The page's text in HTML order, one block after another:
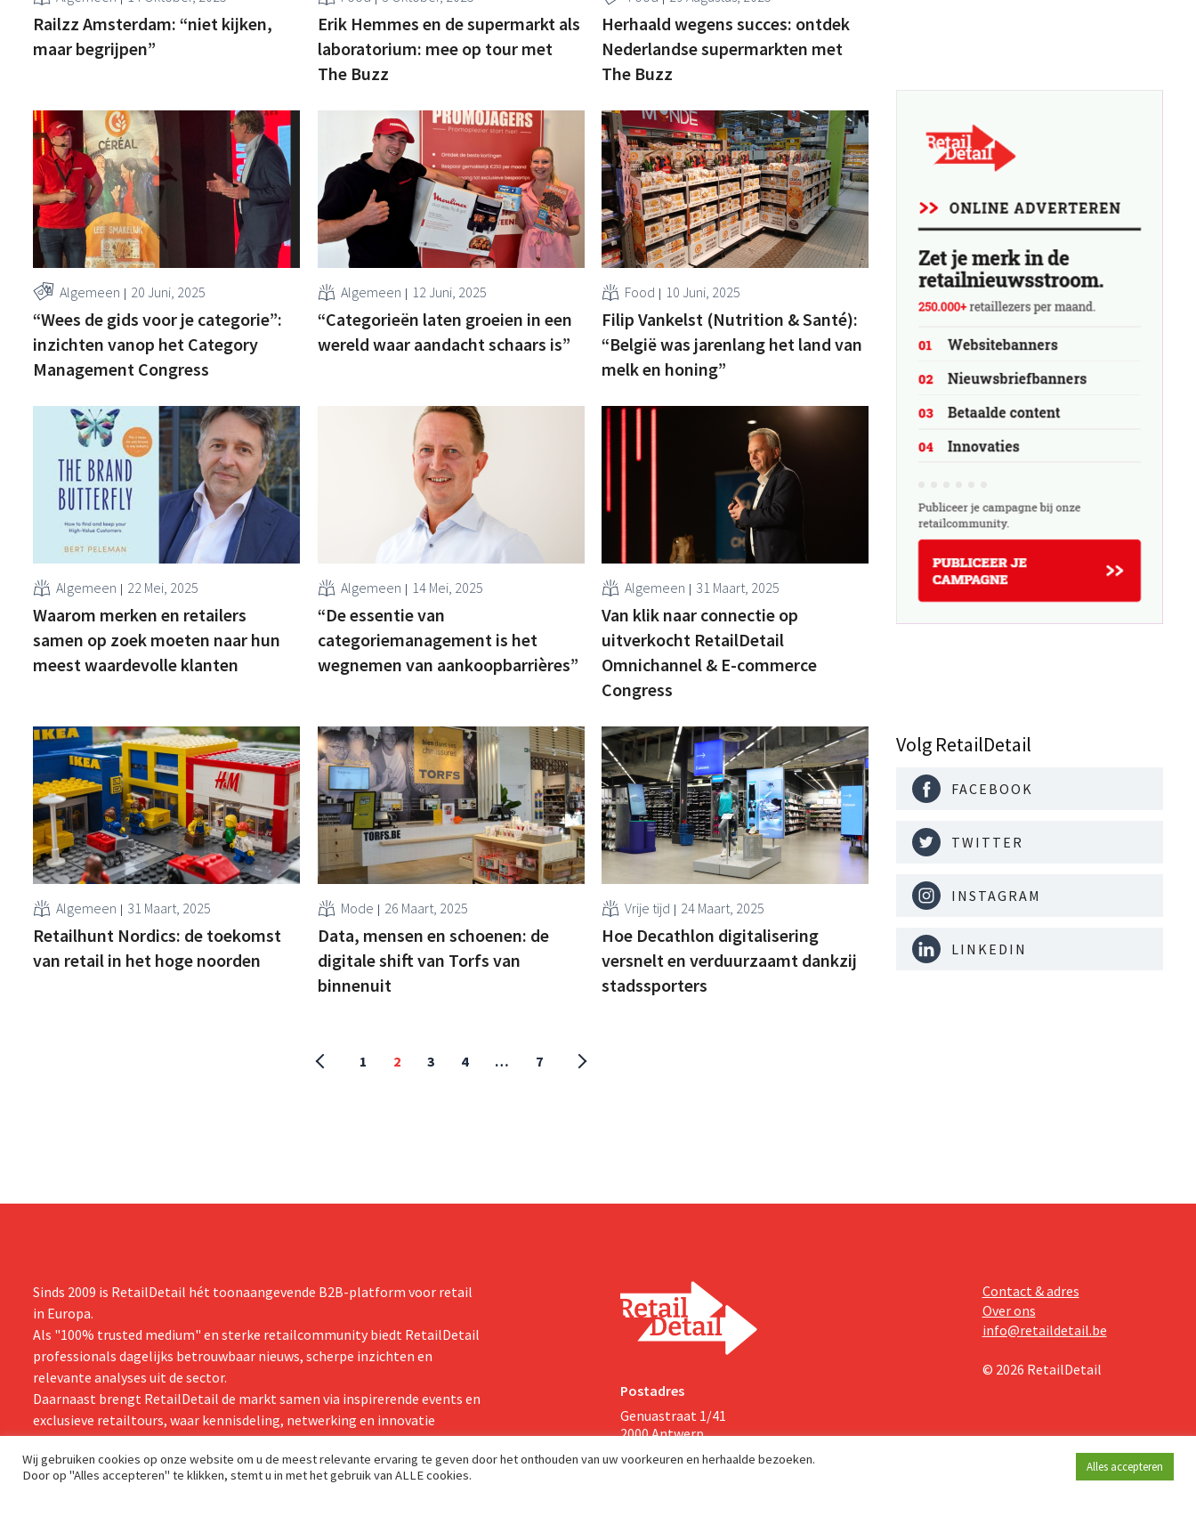
Railzz Amsterdam: “niet kijken,
maar begrijpen”
Erik Hemmes en de supermarkt als
laboratorium: mee op tour met
The Buzz
Herhaald wegens succes: ontdek
Nederlandse supermarkten met
The Buzz
Algemeen 20 Juni, 2025
“Wees de gids voor je categorie”:
inzichten vanop het Category
Management Congress
Algemeen 12 Juni, 2025
“Categorieën laten groeien in een
wereld waar aandacht schaars is”
Food 10 Juni, 2025
Filip Vankelst (Nutrition & Santé):
“België was jarenlang het land van
melk en honing”
Algemeen 22 Mei, 2025
Waarom merken en retailers
samen op zoek moeten naar hun
meest waardevolle klanten
Algemeen 14 Mei, 2025
“De essentie van
categoriemanagement is het
wegnemen van aankoopbarrières”
Algemeen 31 Maart, 2025
Van klik naar connectie op
uitverkocht RetailDetail
Omnichannel & E-commerce
Congress
Algemeen 31 Maart, 2025
Retailhunt Nordics: de toekomst
van retail in het hoge noorden
Mode 26 Maart, 2025
Data, mensen en schoenen: de
digitale shift van Torfs van
binnenuit
Vrije tijd 24 Maart, 2025
Hoe Decathlon digitalisering
versnelt en verduurzaamt dankzij
stadssporters
1 2 3 4 … 7
Volg RetailDetail
FACEBOOK
TWITTER
INSTAGRAM
LINKEDIN
Sinds 2009 is RetailDetail hét toonaangevende B2B-platform voor retail
in Europa.
Als "100% trusted medium" en sterke retailcommunity biedt RetailDetail
professionals dagelijks betrouwbaar nieuws, scherpe inzichten en
relevante analyses uit de sector.
Daarnaast brengt RetailDetail de markt samen via inspirerende events en
exclusieve retailtours, waar kennisdeling, netwerking en innovatie
centraal staan.
Postadres
Genuastraat 1/41
2000 Antwerp
Contact & adres
Over ons
info@retaildetail.be
© 2026 RetailDetail
Wij gebruiken cookies op onze website om u de meest relevante ervaring te geven door het onthouden van uw voorkeuren en herhaalde bezoeken.
Door op "Alles accepteren" te klikken, stemt u in met het gebruik van ALLE cookies.
Alles accepteren